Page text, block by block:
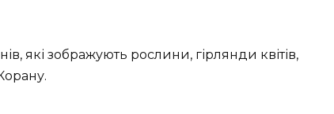
які зображують рослини, гірлянди квітів,